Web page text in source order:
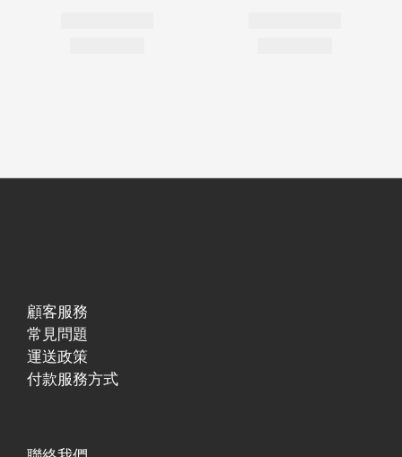
顧客服務
常見問題
運送政策
付款服務方式